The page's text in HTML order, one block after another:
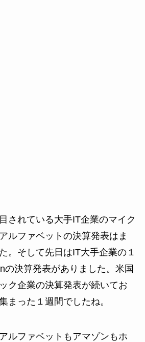
されている大手IT企業のマイク
ルファベットの決算発表はま
。そして先日はIT大手企業の１
の決算発表がありました。米国
ク企業の決算発表が続いてお
まった１週間でしたね。
ルファベットもアマゾンもホ